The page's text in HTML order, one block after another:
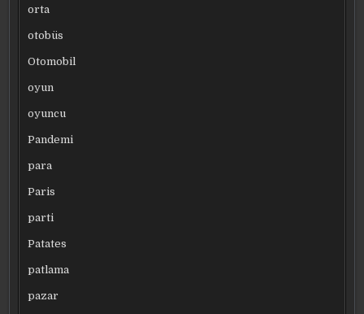
orta
otobüs
Otomobil
oyun
oyuncu
Pandemi
para
Paris
parti
Patates
patlama
pazar